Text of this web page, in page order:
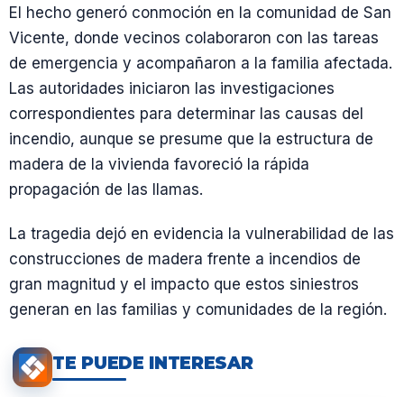
El hecho generó conmoción en la comunidad de San
Vicente, donde vecinos colaboraron con las tareas
de emergencia y acompañaron a la familia afectada.
Las autoridades iniciaron las investigaciones
correspondientes para determinar las causas del
incendio, aunque se presume que la estructura de
madera de la vivienda favoreció la rápida
propagación de las llamas.
La tragedia dejó en evidencia la vulnerabilidad de las
construcciones de madera frente a incendios de
gran magnitud y el impacto que estos siniestros
generan en las familias y comunidades de la región.
TE PUEDE INTERESAR